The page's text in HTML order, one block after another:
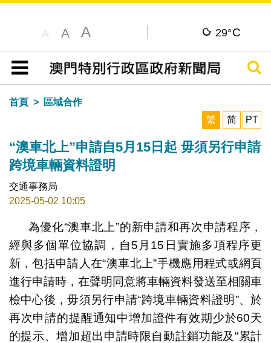
A A A 29°C
目錄
搜尋
首頁
區域合作
繁
简 PT
“澳車北上”申請自5月15日起 毋須另行申請
跨境車輛資料證明
交通事務局
2025-05-02 10:05
為優化“澳車北上”的新申請和再次申請程序，
經與多個單位協調，自5月15日實施多項程序更
新，包括申請人在“澳車北上”手機應用程式或網頁
進行申請時，在聲明同意將車輛資料發送至相關車
檢中心後，毋須另行申請“跨境車輛資料證明”、於
再次申請的提醒通知中增加證件有效期少於60天
的提示、增加超出申請時限自動註銷功能及“累計